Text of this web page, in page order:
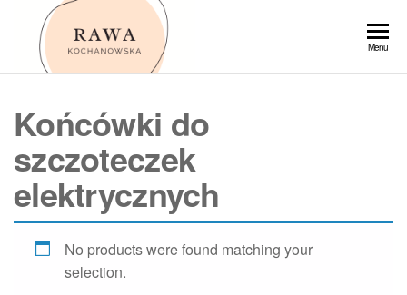
Przejdź
Menu
Końcówki do
szczoteczek
elektrycznych
No products were found matching your
selection.